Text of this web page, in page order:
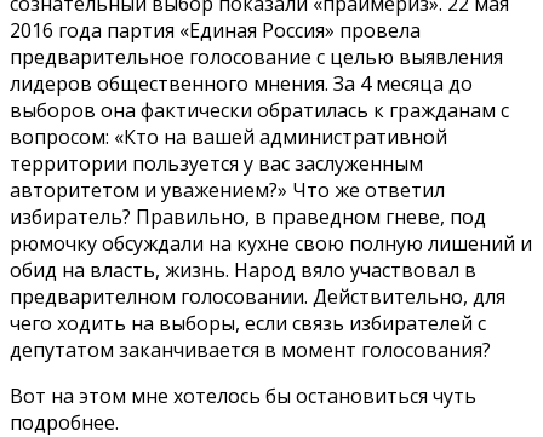
2016 года партия «Единая Россия» провела
предварительное голосование с целью выявления
лидеров общественного мнения. За 4 месяца до
выборов она фактически обратилась к гражданам с
вопросом: «Кто на вашей административной
территории пользуется у вас заслуженным
авторитетом и уважением?» Что же ответил
избиратель? Правильно, в праведном гневе, под
рюмочку обсуждали на кухне свою полную лишений и
обид на власть, жизнь. Народ вяло участвовал в
предварителном голосовании. Действительно, для
чего ходить на выборы, если связь избирателей с
депутатом заканчивается в момент голосования?
Вот на этом мне хотелось бы остановиться чуть
подробнее.